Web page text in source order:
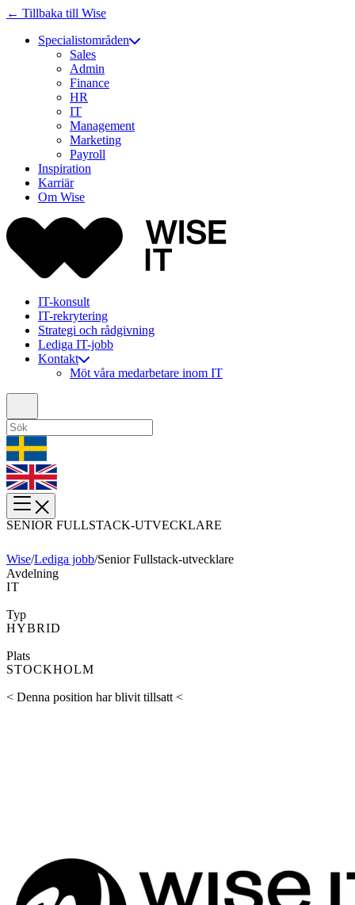
← Tillbaka till Wise
Specialistområden
Sales
Admin
Finance
HR
IT
Management
Marketing
Payroll
Inspiration
Karriär
Om Wise
IT-konsult
IT-rekrytering
Strategi och rådgivning
Lediga IT-jobb
Kontakt
Möt våra medarbetare inom IT
SENIOR FULLSTACK-UTVECKLARE
Wise/Lediga jobb/Senior Fullstack-utvecklare
Avdelning
IT
Typ
HYBRID
Plats
STOCKHOLM
< Denna position har blivit tillsatt <